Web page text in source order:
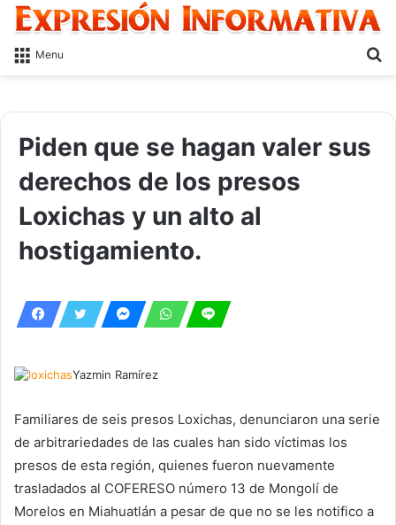
Menu
Piden que se hagan valer sus
derechos de los presos
Loxichas y un alto al
hostigamiento.
Yazmin Ramírez
Familiares de seis presos Loxichas, denunciaron una serie
de arbitrariedades de las cuales han sido víctimas los
presos de esta región, quienes fueron nuevamente
trasladados al COFERESO número 13 de Mongolí de
Morelos en Miahuatlán a pesar de que no se les notifico a